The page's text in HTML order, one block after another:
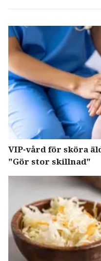
VIP-vård för sköra
"Gör stor skillnad"